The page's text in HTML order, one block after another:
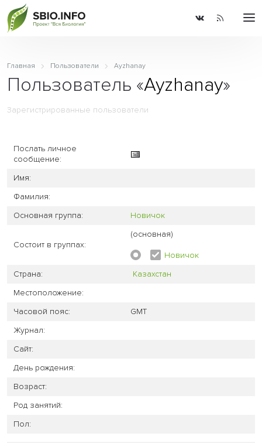
Главная Пользователи Ayzhanay
Пользователь «Ayzhanay»
Зарегистрированные пользователи
Послать личное
сообщение:
Имя:
Фамилия:
Основная группа:
Новичок
Состоит в группах:
(основная)
Новичок
Страна:
Казахстан
Местоположение:
Часовой пояс:
GMT
Журнал:
Сайт:
День рождения:
Возраст:
Род занятий:
Пол: